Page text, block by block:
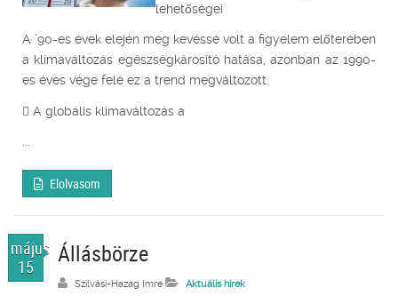
lehetőségei
A ’90-es évek elején még kevéssé volt a figyelem előterében
a klímaváltozás egészségkárosító hatása, azonban az 1990-
es éves vége felé ez a trend megváltozott.
 A globális klímaváltozás a
...
Elolvasom
május
15
Állásbörze
Szilvási-Hazag Imre Aktuális hírek